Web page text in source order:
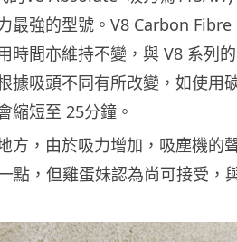
最強的型號。V8 Carbon
時間亦維持不變，與 V8 系列
據吸頭不同有所改變，如使用
縮短至 25分鐘。
方，由於吸力增加，吸塵機的
點，但雞蛋妹認為尚可接受，